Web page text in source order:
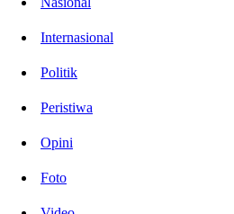
Internasional
Politik
Peristiwa
Opini
Foto